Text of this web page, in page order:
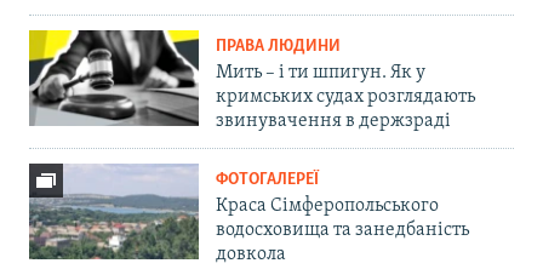
ПРАВА ЛЮДИНИ
Мить – і ти шпигун. Як у
кримських судах розглядають
звинувачення в держзраді
ФОТОГАЛЕРЕЇ
Краса Сімферопольського
водосховища та занедбаність
довкола